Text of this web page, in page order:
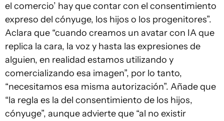
el comercio’ hay que contar con el consentimiento
expreso del cónyuge, los hijos o los progenitores”.
Aclara que “cuando creamos un avatar con IA que
replica la cara, la voz y hasta las expresiones de
alguien, en realidad estamos utilizando y
comercializando esa imagen”, por lo tanto,
“necesitamos esa misma autorización”. Añade que
“la regla es la del consentimiento de los hijos,
cónyuge”, aunque advierte que “al no existir